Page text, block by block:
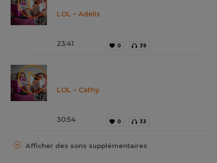
LOL – Adelis
23:41 0 39
LOL – Cathy
30:54 0 33
Afficher des sons supplémentaires